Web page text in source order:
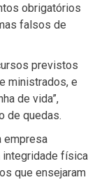
obrigatórios
falsos de
previstos
ministrados, e
de vida”,
de quedas.
empresa
integridade física
que ensejaram